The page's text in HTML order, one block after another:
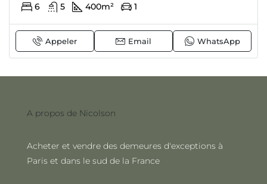
6 5 400m² 1
Appeler Email WhatsApp
A propos de Nicolson
Acheter et vendre des demeures d'exceptions à
Paris et dans le sud de la France